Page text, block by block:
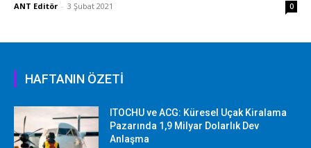
ANT Editör - 3 Şubat 2021 0
HAFTANIN ÖZETİ
ITOCHU ve ACG: Küresel Uçak Kiralama
Pazarında 1,9 Milyar Dolarlık Dev
Anlaşma